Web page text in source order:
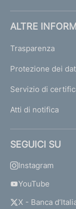
ALTRE
Trasparenza
Protezione dei
Servizio di
Atti di notifica
SEGUICI SU
Instagram
YouTube
X - Banca